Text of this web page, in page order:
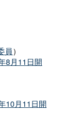
員）
8月11日開
10月11日開